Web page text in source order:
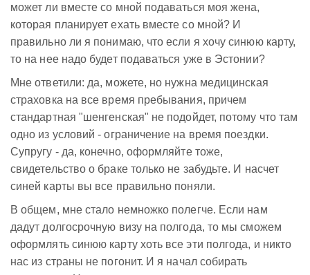
может ли вместе со мной подаваться моя жена,
которая планирует ехать вместе со мной? И
правильно ли я понимаю, что если я хочу синюю карту,
то на нее надо будет подаваться уже в Эстонии?
Мне ответили: да, можете, но нужна медицинская
страховка на все время пребывания, причем
стандартная "шенгенская" не подойдет, потому что там
одно из условий - ограничение на время поездки.
Супругу - да, конечно, оформляйте тоже,
свидетельство о браке только не забудьте. И насчет
синей карты вы все правильно поняли.
В общем, мне стало немножко полегче. Если нам
дадут долгосрочную визу на полгода, то мы сможем
оформлять синюю карту хоть все эти полгода, и никто
нас из страны не погонит. И я начал собирать